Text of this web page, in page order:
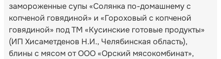
замороженные супы «Солянка по-домашнему с
копченой говядиной» и «Гороховый с копченой
говядиной» под ТМ «Кусинские готовые продукты»
(ИП Хисаметденов Н.И., Челябинская область),
блины с мясом от ООО «Орский мясокомбинат»,